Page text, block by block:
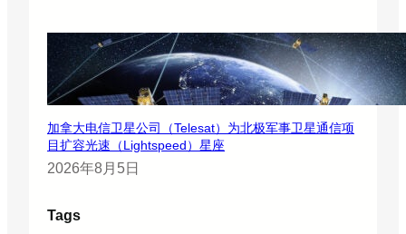
加拿大电信卫星公司（Telesat）为北极军事卫星通信项
目扩容光速（Lightspeed）星座
2026年8月5日
Tags